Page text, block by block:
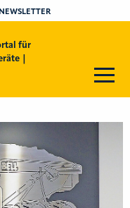
NEWSLETTER
für
|